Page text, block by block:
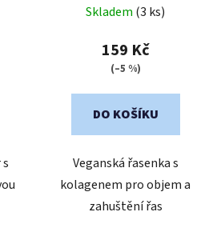
Skladem (3 ks)
159 Kč
(–5 %)
DO KOŠÍKU
Veganská řasenka s
kolagenem pro objem a
zahuštění řas